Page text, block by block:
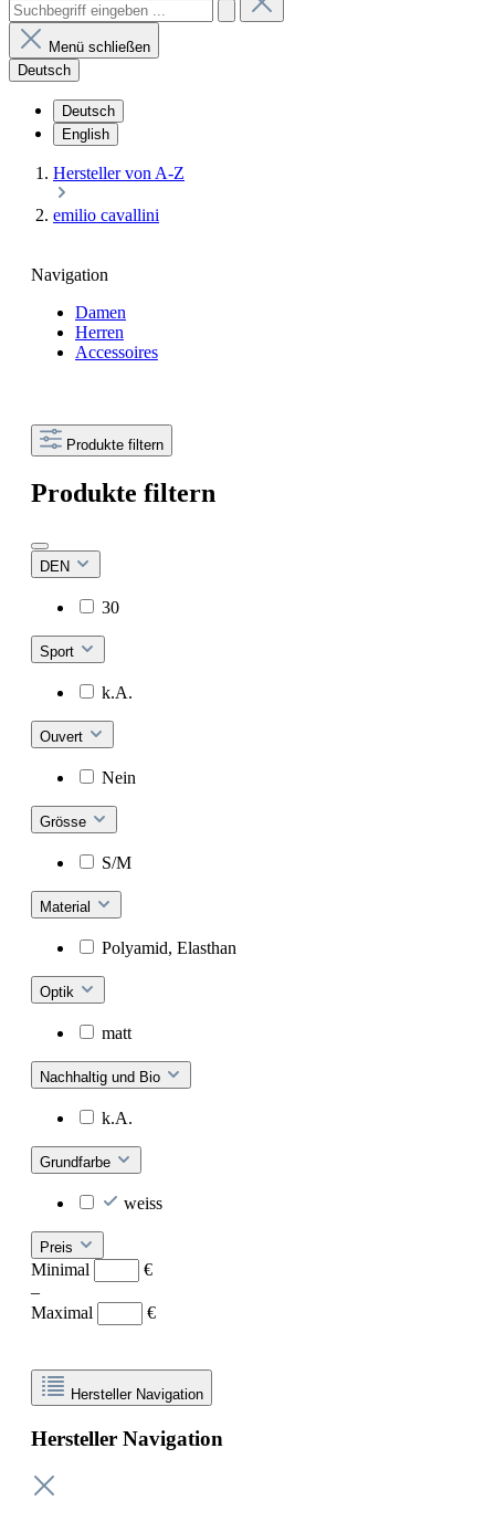
Menü schließen
Deutsch
Deutsch
English
Hersteller von A-Z
emilio cavallini
Navigation
Damen
Herren
Accessoires
Produkte filtern
Produkte filtern
DEN
30
Sport
k.A.
Ouvert
Nein
Grösse
S/M
Material
Polyamid, Elasthan
Optik
matt
Nachhaltig und Bio
k.A.
Grundfarbe
weiss
Preis
Minimal
€
–
Maximal
€
Hersteller Navigation
Hersteller Navigation